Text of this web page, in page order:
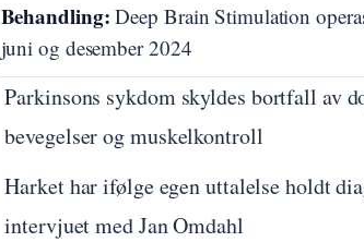
Behandling: Deep Brain Stimulation
juni og desember 2024
Parkinsons sykdom skyldes bortfall av
bevegelser og muskelkontroll
Harket har ifølge egen uttalelse holdt
intervjuet med Jan Omdahl